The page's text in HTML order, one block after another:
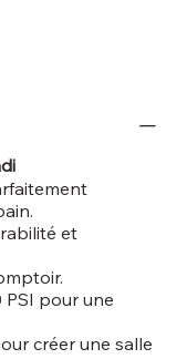
et
PSI pour une
créer une salle